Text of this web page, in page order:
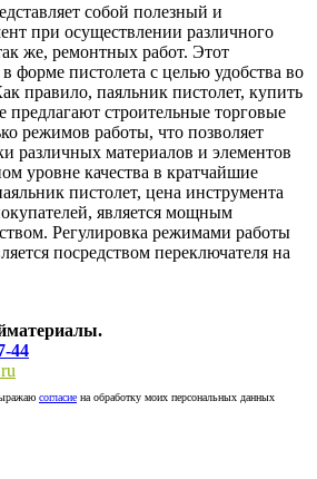
собой полезный и
при осуществлении различного
же, ремонтных работ. Этот
форме пистолета с целью удобства во
правило, паяльник пистолет, купить
предлагают строительные торговые
режимов работы, что позволяет
различных материалов и элементов
уровне качества в кратчайшие
пистолет, цена инструмента
является мощным
Регулировка режимами работы
посредством переключателя на
44
согласие на обработку моих персональных данных